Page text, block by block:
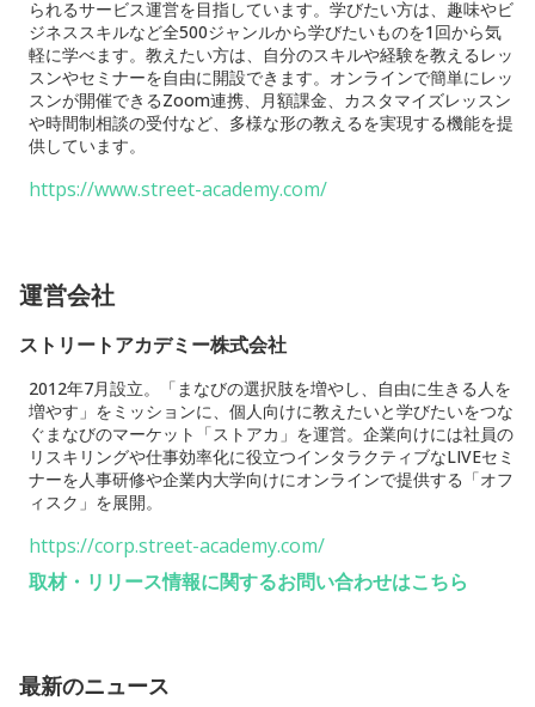
られるサービス運営を目指しています。学びたい方は、趣味やビ
ジネススキルなど全500ジャンルから学びたいものを1回から気
軽に学べます。教えたい方は、自分のスキルや経験を教えるレッ
スンやセミナーを自由に開設できます。オンラインで簡単にレッ
スンが開催できるZoom連携、月額課金、カスタマイズレッスン
や時間制相談の受付など、多様な形の教えるを実現する機能を提
供しています。
https://www.street-academy.com/
運営会社
ストリートアカデミー株式会社
2012年7月設立。「まなびの選択肢を増やし、自由に生きる人を
増やす」をミッションに、個人向けに教えたいと学びたいをつな
ぐまなびのマーケット「ストアカ」を運営。企業向けには社員の
リスキリングや仕事効率化に役立つインタラクティブなLIVEセミ
ナーを人事研修や企業内大学向けにオンラインで提供する「オフ
ィスク」を展開。
https://corp.street-academy.com/
取材・リリース情報に関するお問い合わせはこちら
最新のニュース